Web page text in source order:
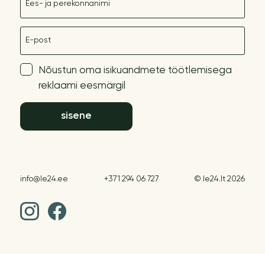
Nõustun oma isikuandmete töötlemisega
reklaami eesmärgil
sisene
info@le24.ee +371 294 06 727 © le24.lt 2026